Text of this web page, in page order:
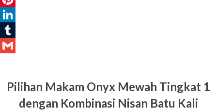
Pinterest
LinkedIn
Tumblr
Pilihan Makam Onyx Mewah Tingkat 1
dengan Kombinasi Nisan Batu Kali